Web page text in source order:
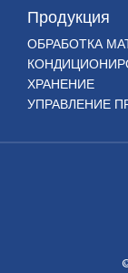
Продукция
ОБРАБОТКА
ХРАНЕНИЕ
УПРАВЛЕНИЕ